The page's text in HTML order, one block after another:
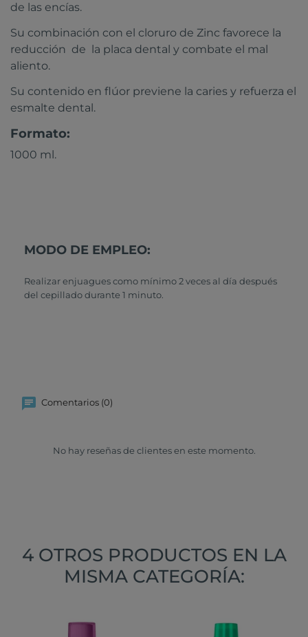
de las encías.
Su combinación con el cloruro de Zinc favorece la
reducción de la placa dental y combate el mal
aliento.
Su contenido en flúor previene la caries y refuerza el
esmalte dental.
Formato:
1000 ml.
MODO DE EMPLEO:
Realizar enjuagues como mínimo 2 veces al día después
del cepillado durante 1 minuto.
Comentarios (0)
No hay reseñas de clientes en este momento.
4 OTROS PRODUCTOS EN LA
MISMA CATEGORÍA: